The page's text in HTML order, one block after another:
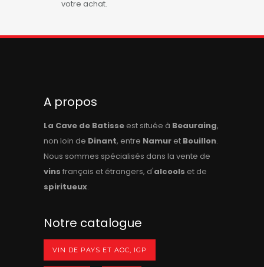
votre achat.
A propos
La Cave de Batisse est située à Beauraing,
non loin de Dinant, entre Namur et Bouillon.
Nous sommes spécialisés dans la vente de
vins français et étrangers, d'alcools et de
spiritueux.
Notre catalogue
VIN DE PAYS ET AOC, IGP